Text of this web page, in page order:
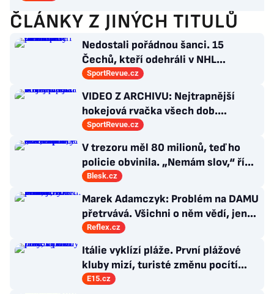
ČLÁNKY Z JINÝCH TITULŮ
Nedostali pořádnou šanci. 15
Čechů, kteří odehráli v NHL
maximálně dva zápasy
SportRevue.cz
VIDEO Z ARCHIVU: Nejtrapnější
hokejová rvačka všech dob.
Nepadla v ní ani rána
SportRevue.cz
V trezoru měl 80 milionů, teď ho
policie obvinila. „Nemám slov,“ říká
exšéf Správy železnic
Blesk.cz
Marek Adamczyk: Problém na DAMU
přetrvává. Všichni o něm vědí, jen
moc nevědí, co s ním
Reflex.cz
Itálie vyklízí pláže. První plážové
kluby mizí, turisté změnu pocítí
brzy
E15.cz